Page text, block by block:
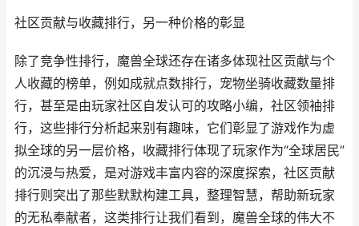
社区贡献与收藏排行，另一种价格的彰显
除了竞争性排行，魔兽全球还存在诸多体现社区贡献与个
人收藏的榜单，例如成就点数排行，宠物坐骑收藏数量排
行，甚至是由玩家社区自发认可的攻略小编，社区领袖排
行，这些排行分析起来别有趣味，它们彰显了游戏作为虚
拟全球的另一层价格，收藏排行体现了玩家作为“全球居民”
的沉浸与热爱，是对游戏丰富内容的深度探索，社区贡献
排行则突出了那些默默构建工具，整理智慧，帮助新玩家
的无私奉献者，这类排行让我们看到，魔兽全球的伟大不